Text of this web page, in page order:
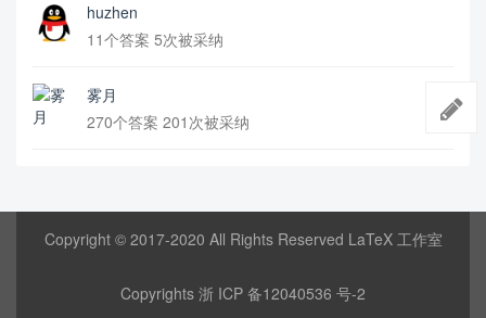
huzhen
11个答案 5次被采纳
雾月
270个答案 201次被采纳
Copyright © 2017-2020 All Rights Reserved LaTeX 工作室
Copyrights 浙 ICP 备12040536 号-2